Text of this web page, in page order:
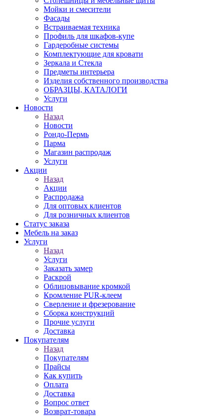
Мойки и смесители
Фасады
Встраиваемая техника
Профиль для шкафов-купе
Гардеробные системы
Комплектующие для кровати
Зеркала и Стекла
Предметы интерьера
Изделия собственного производства
ОБРАЗЦЫ, КАТАЛОГИ
Услуги
Новости
Назад
Новости
Рондо-Пермь
Парма
Магазин распродаж
Услуги
Акции
Назад
Акции
Распродажа
Для оптовых клиентов
Для розничных клиентов
Статус заказа
Мебель на заказ
Услуги
Назад
Услуги
Заказать замер
Раскрой
Облицовывание кромкой
Кромление PUR-клеем
Сверление и фрезерование
Сборка конструкций
Прочие услуги
Доставка
Покупателям
Назад
Покупателям
Прайсы
Как купить
Оплата
Доставка
Вопрос ответ
Возврат-товара